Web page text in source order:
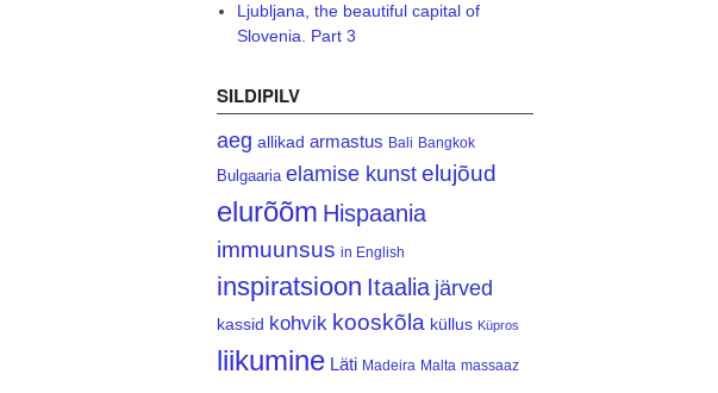
Ljubljana, the beautiful capital of
Slovenia. Part 3
SILDIPILV
aeg allikad armastus Bali Bangkok
Bulgaaria elamise kunst elujõud
elurõõm Hispaania
immuunsus in English
inspiratsioon Itaalia järved
kassid kohvik kooskõla küllus Küpros
liikumine Läti Madeira Malta massaaz